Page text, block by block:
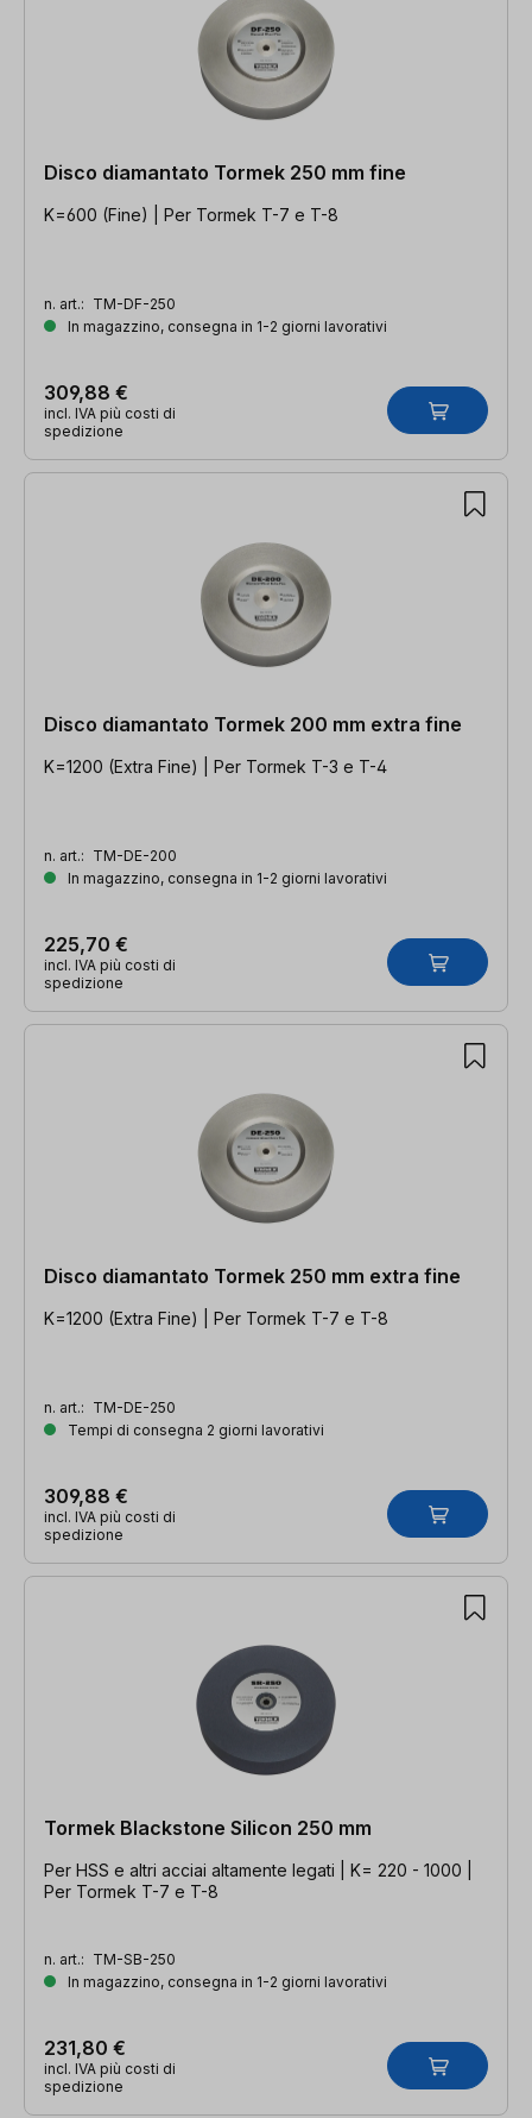
Disco diamantato Tormek 250 mm fine
K=600 (Fine) | Per Tormek T-7 e T-8
n. art.: TM-DF-250
In magazzino, consegna in 1-2 giorni lavorativi
309,88 €
incl. IVA più costi di
spedizione
Disco diamantato Tormek 200 mm extra fine
K=1200 (Extra Fine) | Per Tormek T-3 e T-4
n. art.: TM-DE-200
In magazzino, consegna in 1-2 giorni lavorativi
225,70 €
incl. IVA più costi di
spedizione
Disco diamantato Tormek 250 mm extra fine
K=1200 (Extra Fine) | Per Tormek T-7 e T-8
n. art.: TM-DE-250
Tempi di consegna 2 giorni lavorativi
309,88 €
incl. IVA più costi di
spedizione
Tormek Blackstone Silicon 250 mm
Per HSS e altri acciai altamente legati | K= 220 - 1000 |
Per Tormek T-7 e T-8
n. art.: TM-SB-250
In magazzino, consegna in 1-2 giorni lavorativi
231,80 €
incl. IVA più costi di
spedizione